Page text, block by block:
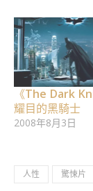
《The Dark
耀目的黑騎士
2008年8月3日
人性 驚悚片